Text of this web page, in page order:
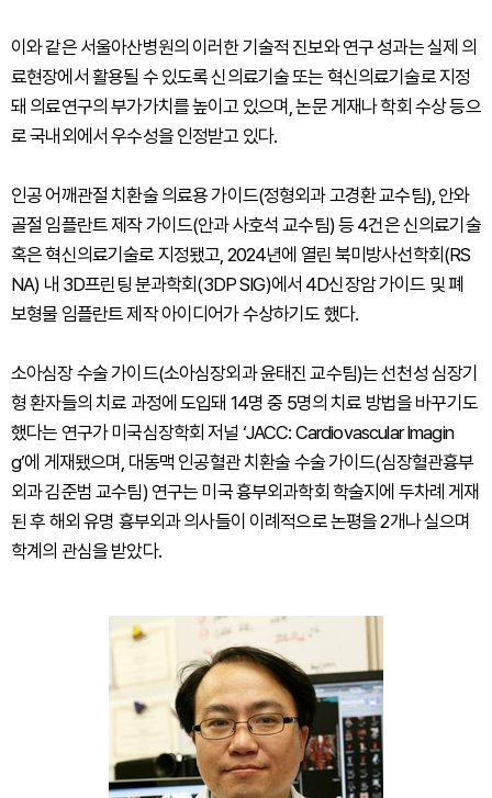
이와 같은 서울아산병원의 이러한 기술적 진보와 연구 성과는 실제 의
료현장에서 활용될 수 있도록 신의료기술 또는 혁신의료기술로 지정
돼 의료연구의 부가가치를 높이고 있으며, 논문 게재나 학회 수상 등으
로 국내외에서 우수성을 인정받고 있다.
인공 어깨관절 치환술 의료용 가이드(정형외과 고경환 교수팀), 안와
골절 임플란트 제작 가이드(안과 사호석 교수팀) 등 4건은 신의료기술
혹은 혁신의료기술로 지정됐고, 2024년에 열린 북미방사선학회(RS
NA) 내 3D프린팅 분과학회(3DP SIG)에서 4D신장암 가이드 및 폐
보형물 임플란트 제작 아이디어가 수상하기도 했다.
소아심장 수술 가이드(소아심장외과 윤태진 교수팀)는 선천성 심장기
형 환자들의 치료 과정에 도입돼 14명 중 5명의 치료 방법을 바꾸기도
했다는 연구가 미국심장학회 저널 ‘JACC: Cardiovascular Imagin
g’에 게재됐으며, 대동맥 인공혈관 치환술 수술 가이드(심장혈관흉부
외과 김준범 교수팀) 연구는 미국 흉부외과학회 학술지에 두차례 게재
된 후 해외 유명 흉부외과 의사들이 이례적으로 논평을 2개나 실으며
학계의 관심을 받았다.